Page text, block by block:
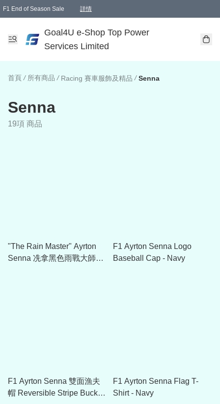
F1 End of Season Sale 詳情
Goal4U e-Shop Top Power
Services Limited
首頁 / 所有商品 / Racing 賽車服飾及精品 / Senna
Senna
19項 商品
"The Rain Master" Ayrton
Senna 冼拿黑色雨戰大師
F1 Ayrton Senna Logo
Baseball Cap - Navy
F1 Ayrton Senna 雙面漁夫
帽 Reversible Stripe Bucket
F1 Ayrton Senna Flag T-
Shirt - Navy